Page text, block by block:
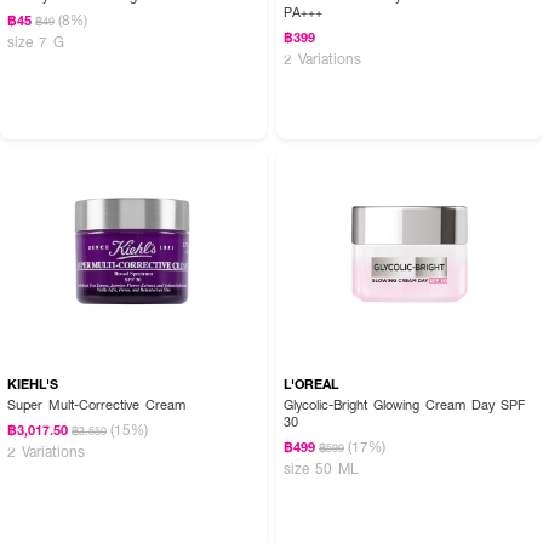
฿45 ฿49 (8%)
size 7 G
PA+++
฿399
2 Variations
KIEHL'S
Super Mult-Corrective Cream
฿3,017.50 ฿3,550 (15%)
2 Variations
L'OREAL
Glycolic-Bright Glowing Cream Day SPF
30
฿499 ฿599 (17%)
size 50 ML